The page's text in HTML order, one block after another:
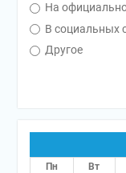
На
В социальных
Другое
Пн Вт